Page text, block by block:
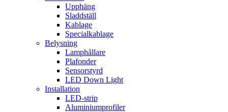
Upphäng
Sladdställ
Kablage
Specialkablage
Belysning
Lamphållare
Plafonder
Sensorstyrd
LED Down Light
Installation
LED-strip
Aluminiumprofiler